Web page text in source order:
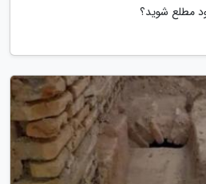
مطلع شوید؟